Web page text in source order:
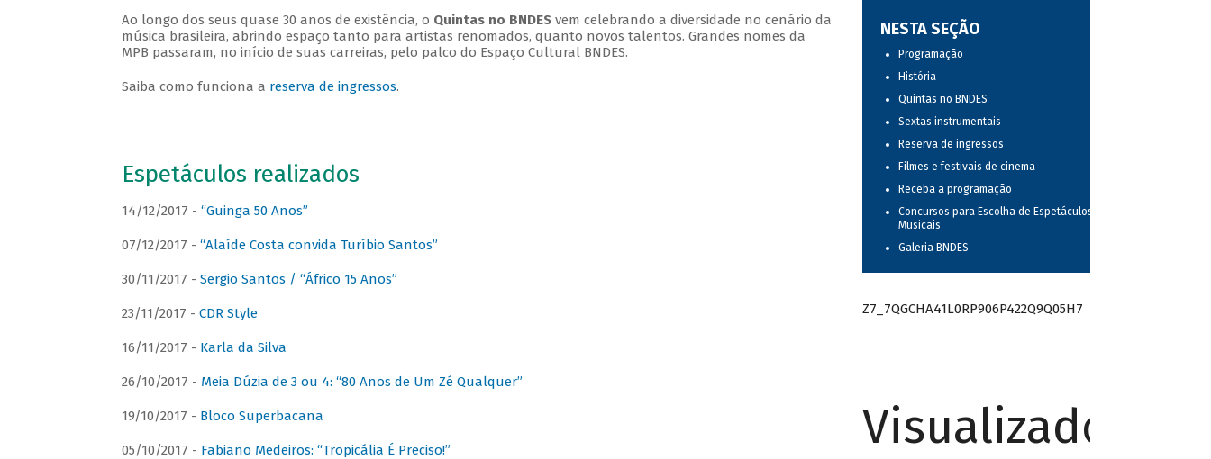
Ao longo dos seus quase 30 anos de existência, o Quintas no BNDESvem celebrando a diversidade no cenário da
música brasileira, abrindo espaço tanto para artistas renomados, quanto novos talentos. Grandes nomes da
MPB passaram, no início de suas carreiras, pelo palco do Espaço Cultural BNDES.
Saiba como funciona a reserva de ingressos.
Espetáculos realizados
14/12/2017 - “Guinga 50 Anos”
07/12/2017 - “Alaíde Costa convida Turíbio Santos”
30/11/2017 - Sergio Santos / “Áfrico 15 Anos”
23/11/2017 - CDR Style
16/11/2017 - Karla da Silva
26/10/2017 - Meia Dúzia de 3 ou 4: “80 Anos de Um Zé Qualquer”
19/10/2017 - Bloco Superbacana
05/10/2017 - Fabiano Medeiros: “Tropicália É Preciso!”
NESTA SEÇÃO
Programação
História
Quintas no BNDES
Sextas instrumentais
Reserva de ingressos
Filmes e festivais de cinema
Receba a programação
Concursos para Escolha de Espetáculos
Musicais
Galeria BNDES
Z7_7QGCHA41L0RP906P422Q9Q05H7
Visualizador